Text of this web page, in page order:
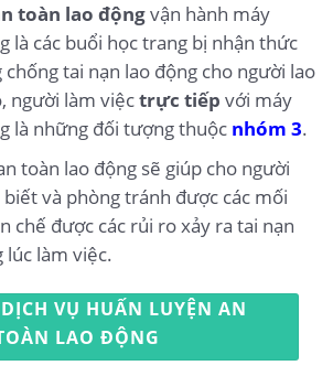
toàn lao độngvận hành máy
là các buổi học trang bị nhận thức
chống tai nạn lao động cho người lao
người làm việctrực tiếp với máy
là những đối tượng thuộc nhóm 3.
toàn lao động sẽ giúp cho người
và phòng tránh được các mối
chế được các rủi ro xảy ra tai nạn
lúc làm việc.
VỤ HUẤN LUYỆN AN
LAO ĐỘNG